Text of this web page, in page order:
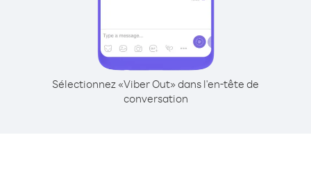
Sélectionnez «Viber Out» dans l'en-tête de
conversation